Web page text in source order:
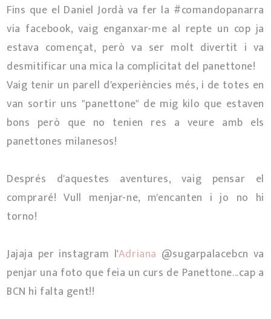
Fins que el Daniel Jordà va fer la #comandopanarra
via facebook, vaig enganxar-me al repte un cop ja
estava començat, però va ser molt divertit i va
desmitificar una mica la complicitat del panettone!
Vaig tenir un parell d'experiències més, i de totes en
van sortir uns "panettone" de mig kilo que estaven
bons però que no tenien res a veure amb els
panettones milanesos!
Després d'aquestes aventures, vaig pensar el
compraré! Vull menjar-ne, m'encanten i jo no hi
torno!
Jajaja per instagram l'Adriana @sugarpalacebcn va
penjar una foto que feia un curs de Panettone...cap a
BCN hi falta gent!!